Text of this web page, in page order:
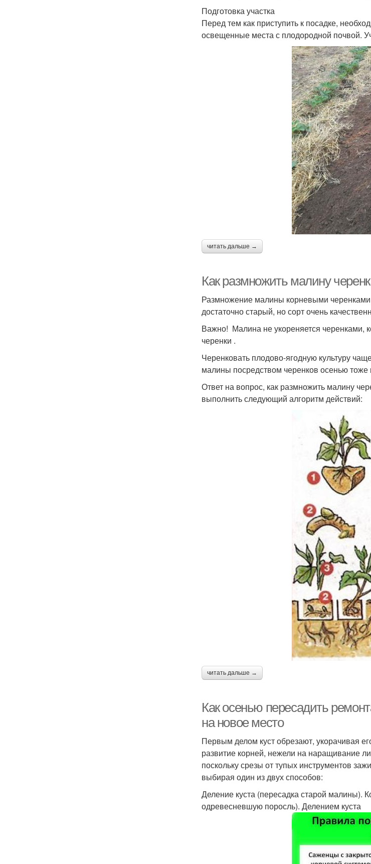
Подготовка участка
Перед тем как приступить к посадке,
освещенные места с плодородной почвой.
читать дальше →
Как размножить малину
Размножение малины корневыми черенками
достаточно старый, но сорт очень
Важно! Малина не укореняется черенками,
черенки .
Черенковать плодово-ягодную культуру
малины посредством черенков осенью
Ответ на вопрос, как размножить малину
выполнить следующий алгоритм действий:
читать дальше →
Как осенью пересадить
на новое место
Первым делом куст обрезают, укорачивая
развитие корней, нежели на наращивание
поскольку срезы от тупых инструментов
выбирая один из двух способов:
Деление куста (пересадка старой малины).
одревесневшую поросль). Делением куста